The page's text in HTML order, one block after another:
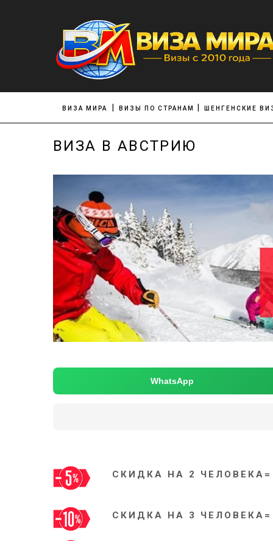
ВИЗА МИРА ВИЗЫ ПО СТРАНАМ ШЕНГЕНСКИЕ
ВИЗА В АВСТРИЮ
WhatsApp
СКИДКА НА 2 ЧЕЛОВЕКА=
СКИДКА НА 3 ЧЕЛОВЕКА=